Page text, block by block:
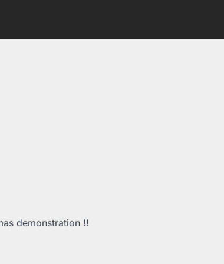
demonstration !!